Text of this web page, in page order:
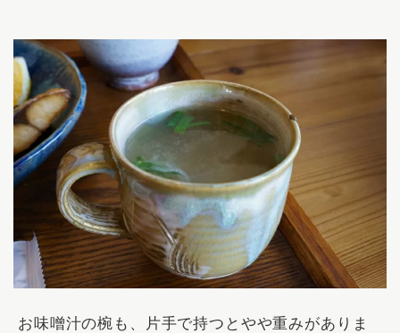
お味噌汁の椀も、片手で持つとやや重みがありま